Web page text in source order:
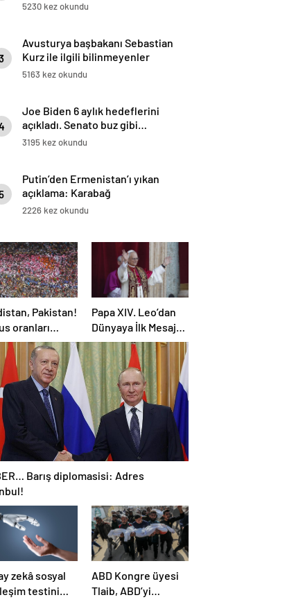
5230 kez okundu
Avusturya başbakanı Sebastian
Kurz ile ilgili bilinmeyenler
5163 kez okundu
Joe Biden 6 aylık hedeflerini
açıkladı. Senato buz gibi…
3195 kez okundu
Putin’den Ermenistan’ı yıkan
açıklama: Karabağ
Azerbaycan’ın ayrılmaz bir
2226 kez okundu
Pakistan!
oranları
İşte
en
ülkesi!
haritası
Papa XIV. Leo’dan
Dünyaya İlk Mesaj:
SAVAŞA SON
VERİN!
Barış diplomasisi: Adres
zekâ sosyal
testini
ABD Kongre üyesi
Tlaib, ABD’yi